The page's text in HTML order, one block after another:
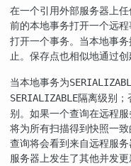
在一个引用外部服务器上
前的本地事务打开一个远程
打开一个事务。当本地事
止。保存点也相似地通过
当本地事务为
SERIALIZABLE隔离级别；
别。如果一个查询在远程
将为所有扫描得到快照一
查询将会看到来自远程服
服务器上发生了其他并发